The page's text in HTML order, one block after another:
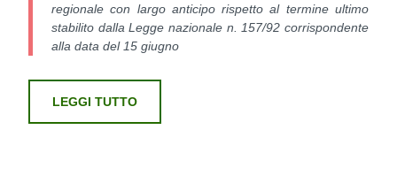
regionale con largo anticipo rispetto al termine ultimo
stabilito dalla Legge nazionale n. 157/92 corrispondente
alla data del 15 giugno
LEGGI TUTTO